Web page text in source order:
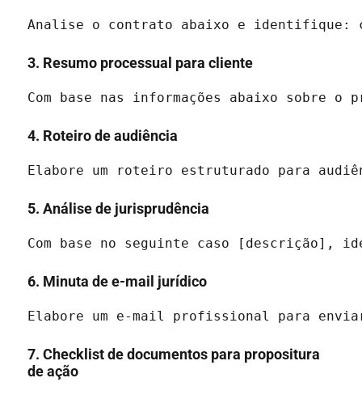
Analise o contrato abaixo e identifique:
3. Resumo processual para cliente
Com base nas informações abaixo sobre
4. Roteiro de audiência
Elabore um roteiro estruturado para
5. Análise de jurisprudência
Com base no seguinte caso
6. Minuta de e-mail jurídico
Elabore um e-mail profissional para
7. Checklist de documentos para propositura
de ação